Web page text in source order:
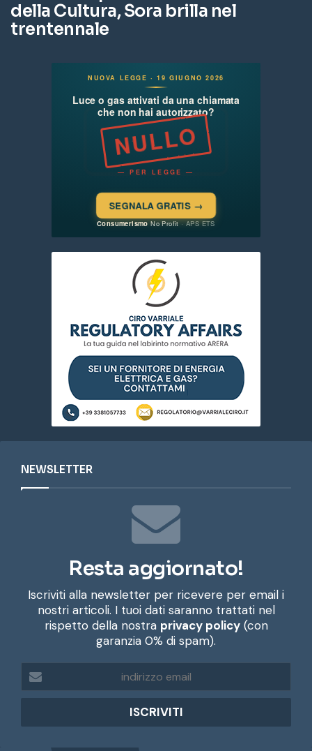
della Cultura, Sora brilla nel
trentennale
NEWSLETTER
Resta aggiornato!
Iscriviti alla newsletter per ricevere per email i
nostri articoli. I tuoi dati saranno trattati nel
rispetto della nostra privacy policy(con
garanzia 0% di spam).
d
r